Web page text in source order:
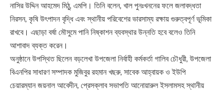
নাসির উদ্দিন আহমেদ মিঠু, এমপি। তিনি বলেন, খাল পুনঃখননের ফলে জলাবদ্ধতা
নিরসন, কৃষি উৎপাদন বৃদ্ধি এবং স্থানীয় পরিবেশের ভারসাম্য রক্ষায় গুরুত্বপূর্ণ ভূমিকা
রাখবে। এছাড়া বর্ষা মৌসুমে পানি নিষ্কাশন ব্যবস্থার উন্নতি হবে বলেও তিনি
আশাবাদ ব্যক্ত করেন।
অনুষ্ঠানে উপস্থিত ছিলেন বড়লেখা উপজেলা নির্বাহী কর্মকর্তা গালিব চৌধুরী, উপজেলা
বিএনপির সাধারণ সম্পাদক মুজিবুর রহমান খছরু, সাবেক আহ্বায়ক ও ইউপি
চেয়ারম্যান জয়নাল আবেদীন, প্রেসক্লাব সভাপতি আনোয়ারুল ইসলামসহ স্থানীয়